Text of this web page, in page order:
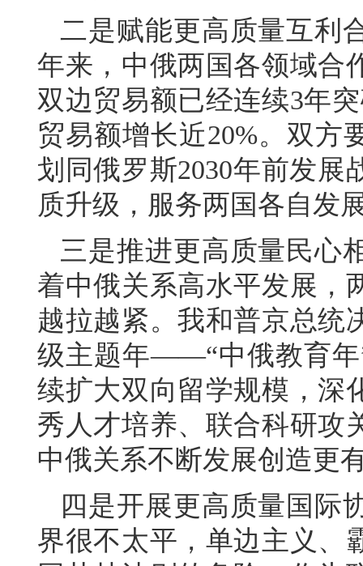
二是赋能更高质量互利
年来，中俄两国各领域合
双边贸易额已经连续3年
贸易额增长近20%。双方
划同俄罗斯2030年前发展
质升级，服务两国各自发
三是推进更高质量民心
着中俄关系高水平发展，
越拉越紧。我和普京总统
级主题年——“中俄教育年
续扩大双向留学规模，深
秀人才培养、联合科研攻
中俄关系不断发展创造更
四是开展更高质量国际
界很不太平，单边主义、